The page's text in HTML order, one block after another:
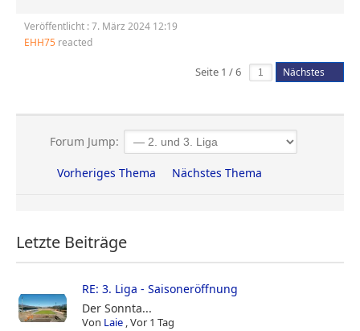
Veröffentlicht : 7. März 2024 12:19
EHH75 reacted
Seite 1 / 6 Nächstes
Forum Jump:
Vorheriges Thema Nächstes Thema
Letzte Beiträge
RE: 3. Liga - Saisoneröffnung
Der Sonnta...
Von Laie ,Vor 1 Tag